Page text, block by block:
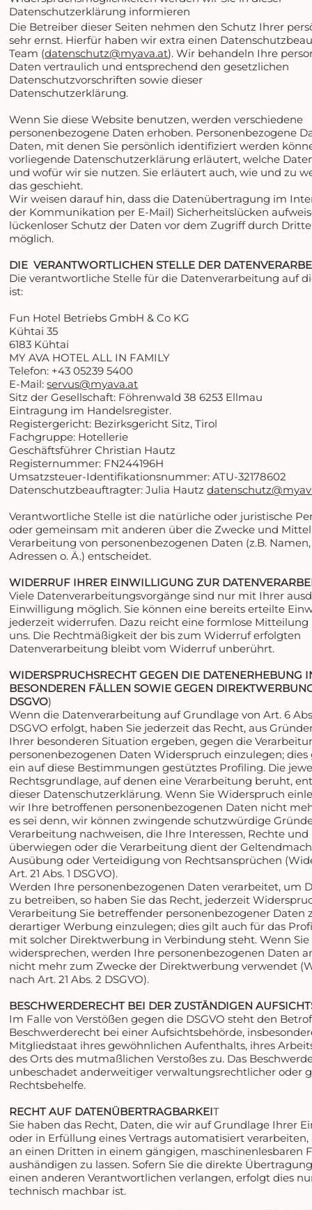
Datenschutzerklärung informieren
Die Betreiber dieser Seiten nehmen den Schutz Ihrer
sehr ernst. Hierfür haben wir extra einen
Team (datenschutz@myava.at). Wir behandeln Ihre
Daten vertraulich und entsprechend den gesetzlichen
Datenschutzvorschriften sowie dieser
Datenschutzerklärung.
Wenn Sie diese Website benutzen, werden verschiedene
personenbezogene Daten erhoben. Personenbezogene
Daten, mit denen Sie persönlich identifiziert werden
vorliegende Datenschutzerklärung erläutert, welche
und wofür wir sie nutzen. Sie erläutert auch, wie und zu
das geschieht.
Wir weisen darauf hin, dass die Datenübertragung im
der Kommunikation per E-Mail) Sicherheitslücken
lückenloser Schutz der Daten vor dem Zugriff durch
möglich.
DIE VERANTWORTLICHEN STELLE DER
Die verantwortliche Stelle für die Datenverarbeitung auf
ist:
Fun Hotel Betriebs GmbH & Co KG
Kühtai 35
6183 Kühtai
MY AVA HOTEL ALL IN FAMILY
Telefon: +43 05239 5400
E-Mail:servus@myava.at
Sitz der Gesellschaft: Föhrenwald 38 6253 Ellmau
Eintragung im Handelsregister.
Registergericht: Bezirksgericht Sitz, Tirol
Fachgruppe: Hotellerie
Geschäftsführer Christian Hautz
Registernummer: FN244196H
Umsatzsteuer-Identifikationsnummer: ATU-32178602
Datenschutzbeauftragter: Julia Hautz
Verantwortliche Stelle ist die natürliche oder juristische
oder gemeinsam mit anderen über die Zwecke und
Verarbeitung von personenbezogenen Daten (z.B.
Adressen o. Ä.) entscheidet.
WIDERRUF IHRER EINWILLIGUNG ZUR
Viele Datenverarbeitungsvorgänge sind nur mit Ihrer
Einwilligung möglich. Sie können eine bereits erteilte
jederzeit widerrufen. Dazu reicht eine formlose Mitteilung
uns. Die Rechtmäßigkeit der bis zum Widerruf erfolgten
Datenverarbeitung bleibt vom Widerruf unberührt.
WIDERSPRUCHSRECHT GEGEN DIE DATENERHEBUNG
BESONDEREN FÄLLEN SOWIE GEGEN
DSGVO)
Wenn die Datenverarbeitung auf Grundlage von Art. 6
DSGVO erfolgt, haben Sie jederzeit das Recht, aus
Ihrer besonderen Situation ergeben, gegen die
personenbezogenen Daten Widerspruch einzulegen;
ein auf diese Bestimmungen gestütztes Profiling. Die
Rechtsgrundlage, auf denen eine Verarbeitung beruht,
dieser Datenschutzerklärung. Wenn Sie Widerspruch
wir Ihre betroffenen personenbezogenen Daten nicht
es sei denn, wir können zwingende schutzwürdige
Verarbeitung nachweisen, die Ihre Interessen, Rechte
überwiegen oder die Verarbeitung dient der
Ausübung oder Verteidigung von Rechtsansprüchen
Art. 21 Abs. 1 DSGVO).
Werden Ihre personenbezogenen Daten verarbeitet, um
zu betreiben, so haben Sie das Recht, jederzeit
Verarbeitung Sie betreffender personenbezogener Daten
derartiger Werbung einzulegen; dies gilt auch für das
mit solcher Direktwerbung in Verbindung steht. Wenn Sie
widersprechen, werden Ihre personenbezogenen Daten
nicht mehr zum Zwecke der Direktwerbung verwendet
nach Art. 21 Abs. 2 DSGVO).
BESCHWERDERECHT BEI DER ZUSTÄNDIGEN
Im Falle von Verstößen gegen die DSGVO steht den
Beschwerderecht bei einer Aufsichtsbehörde,
Mitgliedstaat ihres gewöhnlichen Aufenthalts, ihres
des Orts des mutmaßlichen Verstoßes zu. Das
unbeschadet anderweitiger verwaltungsrechtlicher oder
Rechtsbehelfe.
RECHT AUF DATENÜBERTRAGBARKEIT
Sie haben das Recht, Daten, die wir auf Grundlage Ihrer
oder in Erfüllung eines Vertrags automatisiert verarbeiten,
an einen Dritten in einem gängigen, maschinenlesbaren
aushändigen zu lassen. Sofern Sie die direkte
einen anderen Verantwortlichen verlangen, erfolgt dies
technisch machbar ist.